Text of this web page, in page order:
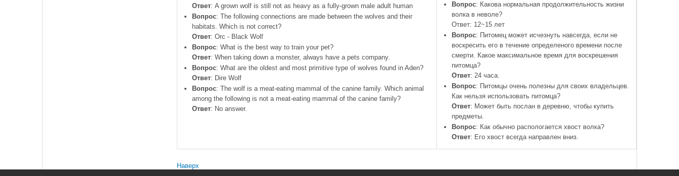
Ответ: A grown wolf is still not as heavy as a fully-grown male adult human
Вопрос: The following connections are made between the wolves and their
habitats. Which is not correct?
Ответ: Orc - Black Wolf
Вопрос: What is the best way to train your pet?
Ответ: When taking down a monster, always have a pets company.
Вопрос: What are the oldest and most primitive type of wolves found in Aden?
Ответ: Dire Wolf
Вопрос: The wolf is a meat-eating mammal of the canine family. Which animal
among the following is not a meat-eating mammal of the canine family?
Ответ: No answer.
Вопрос: Какова нормальная продолжительность жизни
волка в неволе?
Ответ: 12~15 лет
Вопрос: Питомец может исчезнуть навсегда, если не
воскресить его в течение определеного времени после
смерти. Какое максимальное время для воскрешения
питомца?
Ответ: 24 часа.
Вопрос: Питомцы очень полезны для своих владельцев.
Как нельзя использовать питомца?
Ответ: Может быть послан в деревню, чтобы купить
предметы.
Вопрос: Как обычно распологается хвост волка?
Ответ: Его хвост всегда направлен вниз.
Наверх